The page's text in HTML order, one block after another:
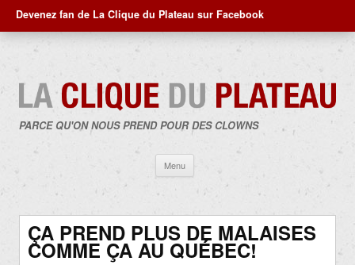
Devenez fan de La Clique du Plateau sur Facebook
PARCE QU'ON NOUS PREND POUR DES CLOWNS
Menu
contenu
ÇA PREND PLUS DE MALAISES
COMME ÇA AU QUÉBEC!